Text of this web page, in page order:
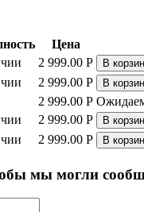
Цена
2 999.00 Р В
2 999.00 Р В
2 999.00 Р
2 999.00 Р В
2 999.00 Р В
мы могли